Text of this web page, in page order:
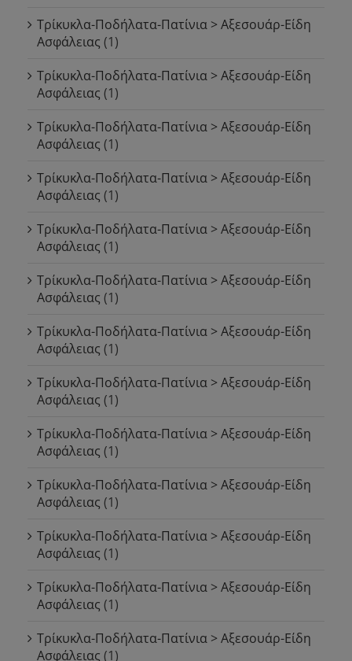
Τρίκυκλα-Ποδήλατα-Πατίνια > Αξεσουάρ-Είδη
Ασφάλειας (1)
Τρίκυκλα-Ποδήλατα-Πατίνια > Αξεσουάρ-Είδη
Ασφάλειας (1)
Τρίκυκλα-Ποδήλατα-Πατίνια > Αξεσουάρ-Είδη
Ασφάλειας (1)
Τρίκυκλα-Ποδήλατα-Πατίνια > Αξεσουάρ-Είδη
Ασφάλειας (1)
Τρίκυκλα-Ποδήλατα-Πατίνια > Αξεσουάρ-Είδη
Ασφάλειας (1)
Τρίκυκλα-Ποδήλατα-Πατίνια > Αξεσουάρ-Είδη
Ασφάλειας (1)
Τρίκυκλα-Ποδήλατα-Πατίνια > Αξεσουάρ-Είδη
Ασφάλειας (1)
Τρίκυκλα-Ποδήλατα-Πατίνια > Αξεσουάρ-Είδη
Ασφάλειας (1)
Τρίκυκλα-Ποδήλατα-Πατίνια > Αξεσουάρ-Είδη
Ασφάλειας (1)
Τρίκυκλα-Ποδήλατα-Πατίνια > Αξεσουάρ-Είδη
Ασφάλειας (1)
Τρίκυκλα-Ποδήλατα-Πατίνια > Αξεσουάρ-Είδη
Ασφάλειας (1)
Τρίκυκλα-Ποδήλατα-Πατίνια > Αξεσουάρ-Είδη
Ασφάλειας (1)
Τρίκυκλα-Ποδήλατα-Πατίνια > Αξεσουάρ-Είδη
Ασφάλειας (1)